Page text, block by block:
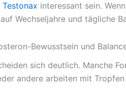
Testonax interessant sein.
Wechseljahre und tägliche
Bewusstsein und
sich deutlich. Manche
andere arbeiten mit